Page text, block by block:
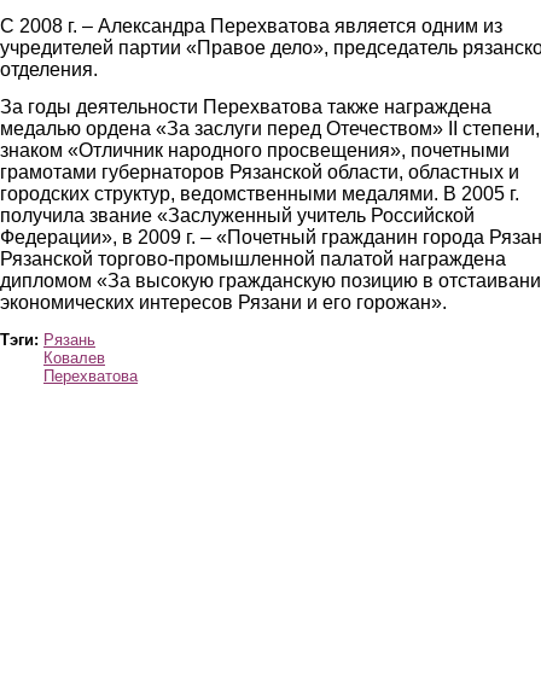
С 2008 г. – Александра Перехватова является одним из
учредителей партии «Правое дело», председатель
отделения.
За годы деятельности Перехватова также награждена
медалью ордена «За заслуги перед Отечеством» II степени,
знаком «Отличник народного просвещения», почетными
грамотами губернаторов Рязанской области, областных и
городских структур, ведомственными медалями. В 2005 г.
получила звание «Заслуженный учитель Российской
Федерации», в 2009 г. – «Почетный гражданин города
Рязанской торгово-промышленной палатой награждена
дипломом «За высокую гражданскую позицию в
экономических интересов Рязани и его горожан».
Тэги: Рязань
Ковалев
Перехватова